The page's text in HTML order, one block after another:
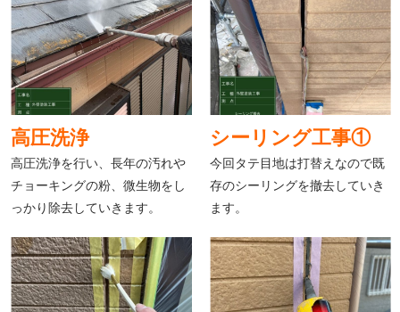
高圧洗浄
高圧洗浄を行い、長年の汚れや
チョーキングの粉、微生物をし
っかり除去していきます。
シーリング工事①
今回タテ目地は打替えなので既
存のシーリングを撤去していき
ます。